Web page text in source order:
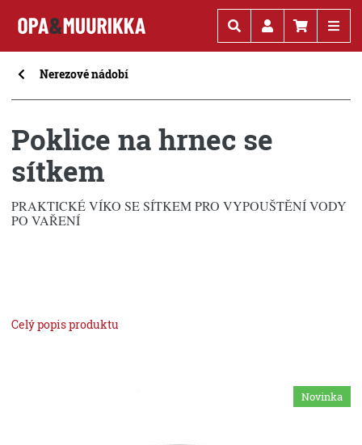
Nerezové nádobí
Poklice na hrnec se
sítkem
PRAKTICKÉ VÍKO SE SÍTKEM PRO VYPOUŠTĚNÍ VODY
PO VAŘENÍ
Celý popis produktu
Novinka